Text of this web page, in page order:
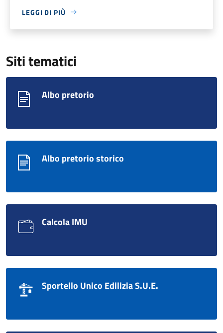
LEGGI DI PIÙ
Siti tematici
Albo pretorio
Albo pretorio storico
Calcola IMU
Sportello Unico Edilizia S.U.E.